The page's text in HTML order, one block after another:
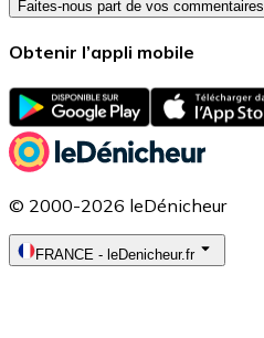
Faites-nous part de vos commentaires
Obtenir l’appli mobile
© 2000-2026 leDénicheur
FRANCE - leDenicheur.fr